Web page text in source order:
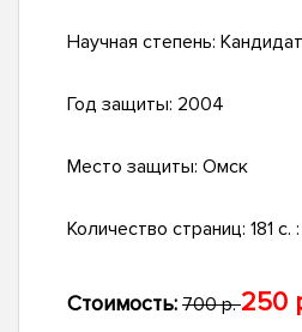
Научная степень:
Год защиты: 2004
Место защиты: Омск
Количество страниц: 181 с.
Стоимость: 700 р.250